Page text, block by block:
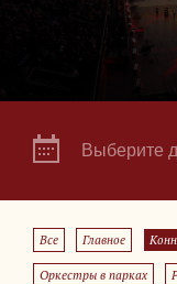
Выберите
Все Главное
Оркестры в парках